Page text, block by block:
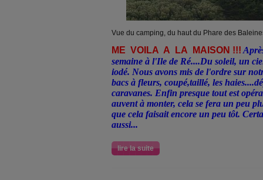
Vue du camping, du haut du Phare des
ME VOILA A LA MAISON !!!
semaine à l'Ile de Ré....Du soleil, un
iodé. Nous avons mis de l'ordre sur
bacs à fleurs, coupé,taillé, les
caravanes. Enfin presque tout est
auvent à monter, cela se fera un peu
que cela faisait encore un peu tôt.
aussi...
lire la suite